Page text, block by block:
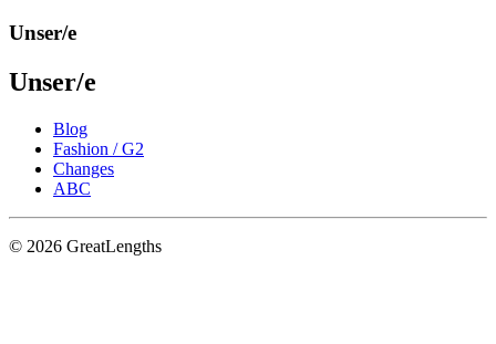
Unser/e
Unser/e
Blog
Fashion / G2
Changes
ABC
© 2026 GreatLengths